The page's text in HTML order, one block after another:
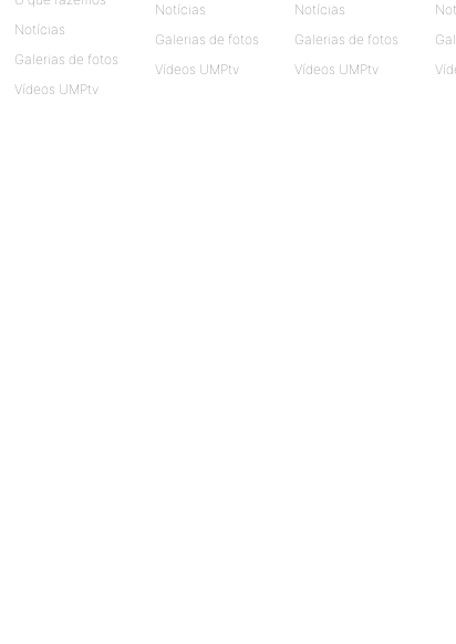
Notícias
Galerias de fotos
Vídeos UMPtv
Notícias
Galerias de fotos
Vídeos UMPtv
Notícias
Galerias de fotos
Vídeos UMPtv